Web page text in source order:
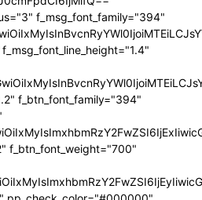
f_msg_font_family="394"
f_btn_font_family="394"
f_btn_font_weight="700"